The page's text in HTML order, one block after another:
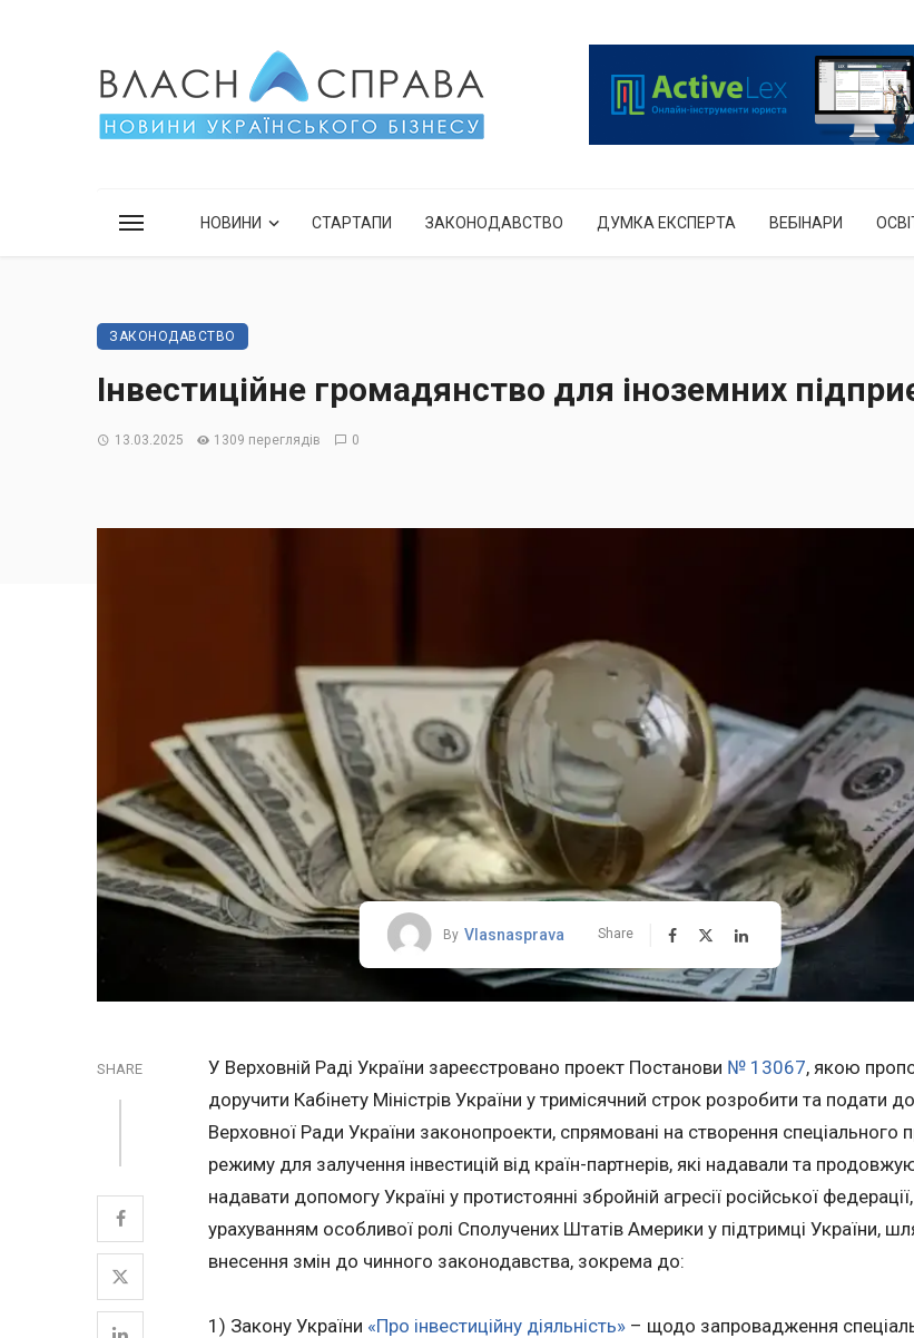
НОВИНИ СТАРТАПИ ЗАКОНОДАВСТВО ДУМКА ЕКСПЕРТА ВЕБІНАРИ
ЗАКОНОДАВСТВО
Інвестиційне громадянство для іноземних
13.03.2025 1309 переглядів 0
By Vlasnasprava Share
SHARE У Верховній Раді України зареєстровано проект Постанови № 13067, якою
доручити Кабінету Міністрів України у тримісячний строк розробити та подати до
Верховної Ради України законопроекти, спрямовані на створення спеціального
режиму для залучення інвестицій від країн-партнерів, які надавали та
надавати допомогу Україні у протистоянні збройній агресії російської
урахуванням особливої ролі Сполучених Штатів Америки у підтримці України,
внесення змін до чинного законодавства, зокрема до:
1) Закону України «Про інвестиційну діяльність» – щодо запровадження